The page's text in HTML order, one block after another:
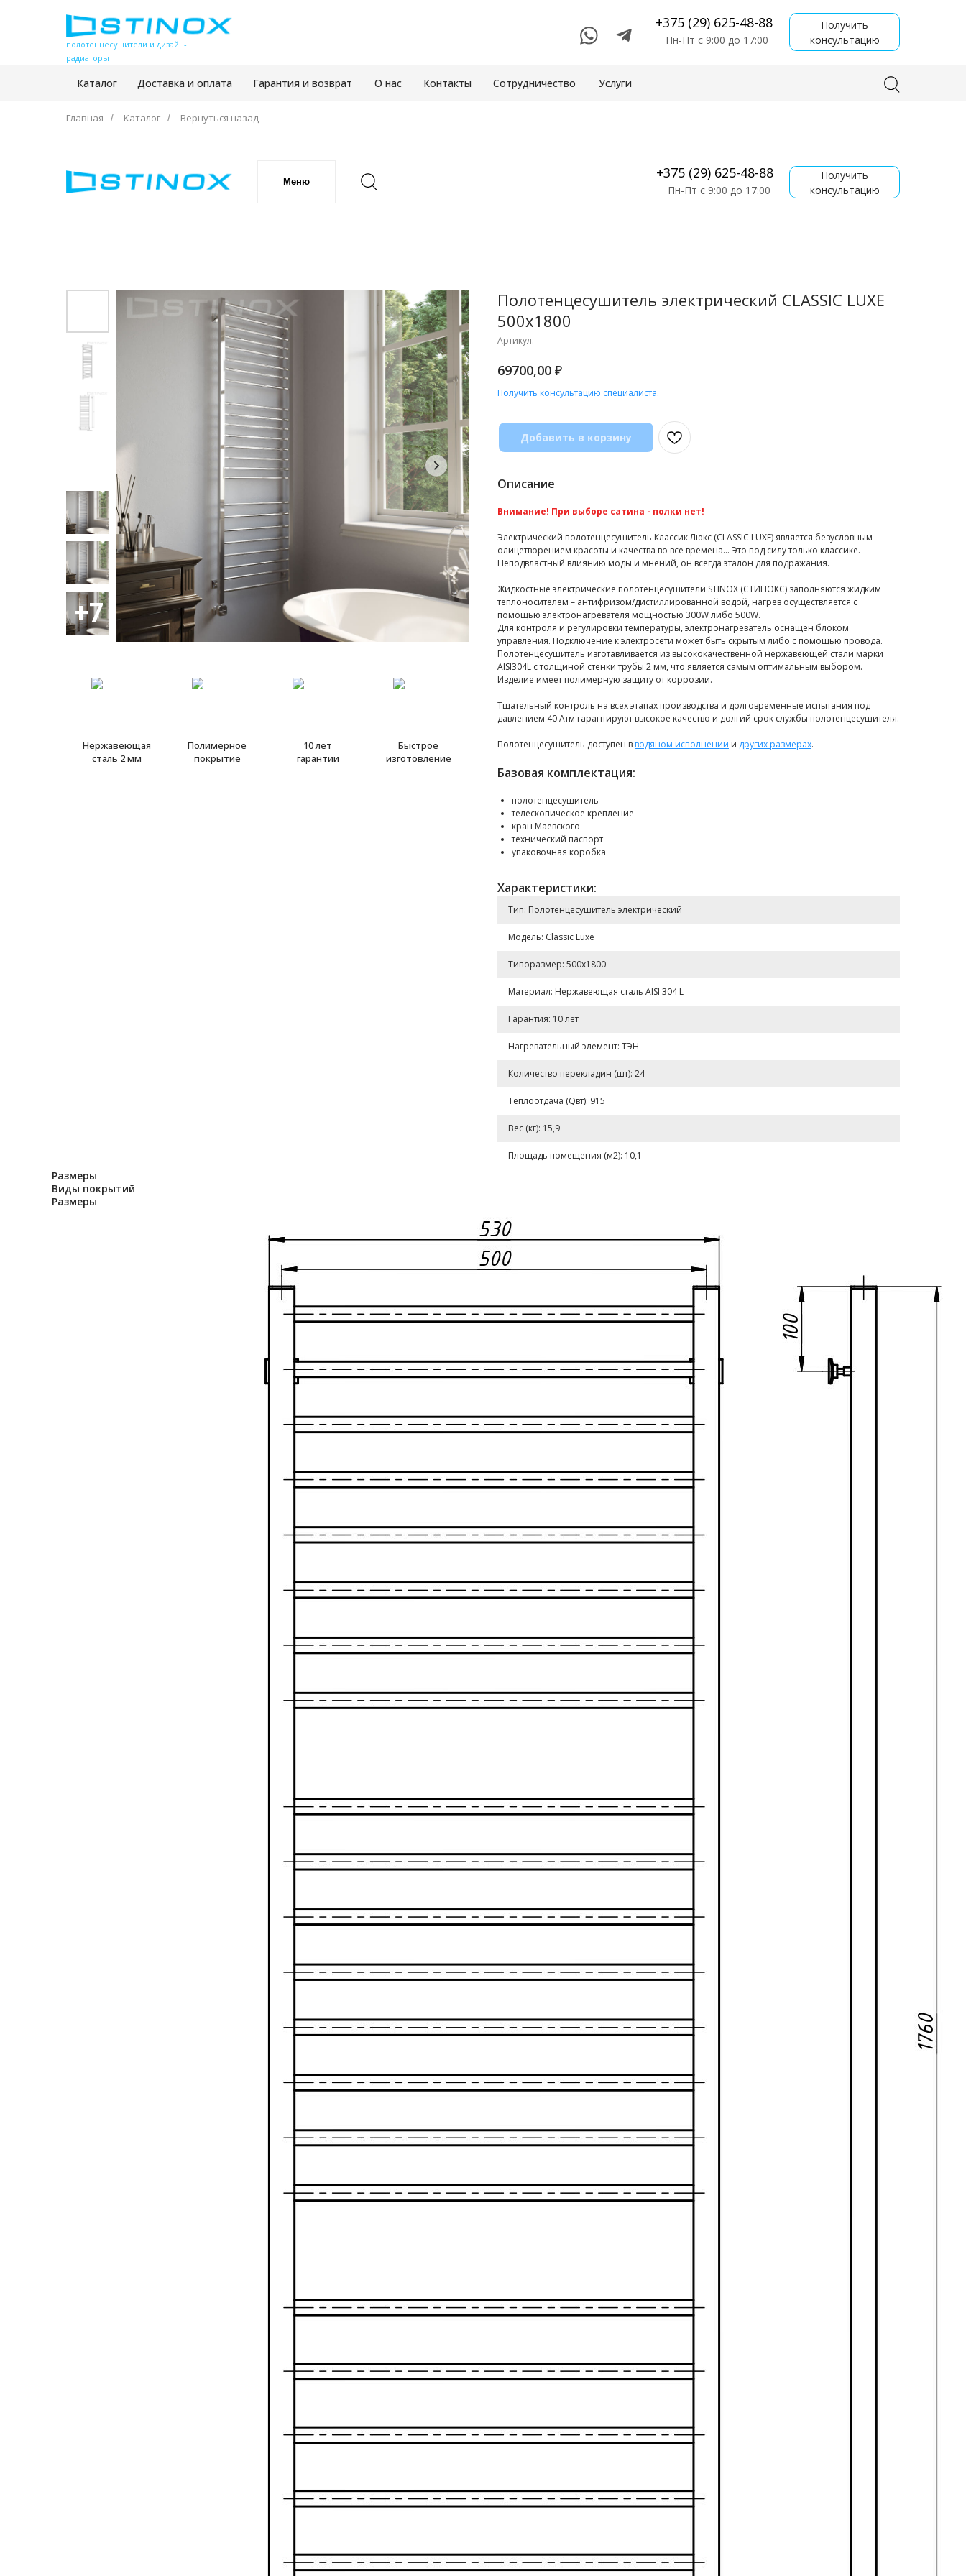
полотенцесушители и дизайн-
радиаторы
Пн-Пт с 9:00 до 17:00
+375 (29) 625-48-88
Получить
консультацию
Каталог Доставка и оплата Гарантия и возврат О нас Контакты Сотрудничество Услуги
Главная / Каталог / Вернуться назад
Получить
консультацию
Пн-Пт с 9:00 до 17:00
+375 (29) 625-48-88
Меню
Нержавеющая
сталь 2 мм
Полимерное
покрытие
10 лет
гарантии
Быстрое
изготовление
Полотенцесушитель электрический CLASSIC LUXE
500x1800
Артикул:
69700,00 ₽
Получить консультацию специалиста.
Добавить в корзину
Описание
Внимание! При выборе сатина - полки нет!
Электрический полотенцесушитель Классик Люкс (CLASSIC LUXE) является безусловным
олицетворением красоты и качества во все времена… Это под силу только классике.
Неподвластный влиянию моды и мнений, он всегда эталон для подражания.
Жидкостные электрические полотенцесушители STINOX (СТИНОКС) заполняются жидким
теплоносителем – антифризом/дистиллированной водой, нагрев осуществляется с
помощью электронагревателя мощностью 300W либо 500W.
Для контроля и регулировки температуры, электронагреватель оснащен блоком
управления. Подключение к электросети может быть скрытым либо с помощью провода.
Полотенцесушитель изготавливается из высококачественной нержавеющей стали марки
AISI304L с толщиной стенки трубы 2 мм, что является самым оптимальным выбором.
Изделие имеет полимерную защиту от коррозии.
Тщательный контроль на всех этапах производства и долговременные испытания под
давлением 40 Атм гарантируют высокое качество и долгий срок службы полотенцесушителя.
Полотенцесушитель доступен в водяном исполнении и других размерах.
Базовая комплектация:
полотенцесушитель
телескопическое крепление
кран Маевского
технический паспорт
упаковочная коробка
Характеристики:
Тип: Полотенцесушитель электрический
Модель: Classic Luxe
Типоразмер: 500x1800
Материал: Нержавеющая сталь AISI 304 L
Гарантия: 10 лет
Нагревательный элемент: ТЭН
Количество перекладин (шт): 24
Теплоотдача (Qвт): 915
Вес (кг): 15,9
Площадь помещения (м2): 10,1
Размеры
Виды покрытий
Размеры